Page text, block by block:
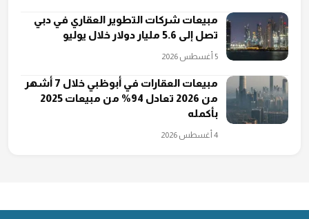
مبيعات شركات التطوير العقاري في دبي
تصل إلى 5.6 مليار دولار خلال يوليو
5 أغسطس 2026
مبيعات العقارات في أبوظبي خلال 7 أشهر
من 2026 تعادل 94% من مبيعات 2025
بأكمله
4 أغسطس 2026